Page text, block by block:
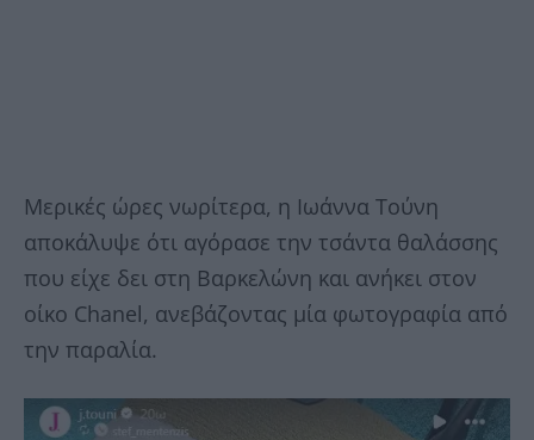
Μερικές ώρες νωρίτερα, η Ιωάννα Τούνη
αποκάλυψε ότι αγόρασε την τσάντα θαλάσσης
που είχε δει στη Βαρκελώνη και ανήκει στον
οίκο Chanel, ανεβάζοντας μία φωτογραφία από
την παραλία.